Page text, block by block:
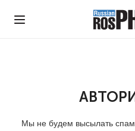
Мы не будем высылать